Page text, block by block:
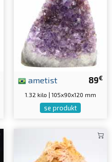
89€
ametist
1.32 kilo | 105x90x120 mm
se produkt